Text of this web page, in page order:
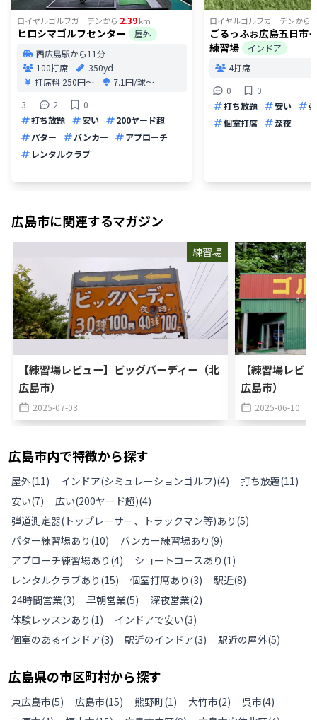
ロイヤルゴルフガーデンから 2.39km
ヒロシマゴルフセンター
屋外
西広島駅から11分
100打席
350yd
打席料 250円〜
7.1円/球〜
3
2
0
打ち放題
安い
200ヤード超
パター
バンカー
アプローチ
レンタルクラブ
ロイヤルゴルフガーデンから
ごるっふぉ広島五日市
練習場
インドア
4打席
0
0
打ち放題
安い
個室打席
深夜
広島市に関連するマガジン
練習場
【練習場レビュー】ビッグバーディー（北
広島市）
2025-07-03
【練習場レビ
広島市）
2025-06-10
広島市内で特徴から探す
屋外(11) インドア(シミュレーションゴルフ)(4) 打ち放題(11)
安い(7) 広い(200ヤード超)(4)
弾道測定器(トップレーサー、トラックマン等)あり (5)
パター練習場あり (10) バンカー練習場あり (9)
アプローチ練習場あり (4) ショートコースあり (1)
レンタルクラブあり (15) 個室打席あり (3) 駅近(8)
24時間営業(3) 早朝営業(5) 深夜営業(2)
体験レッスンあり (1) インドアで安い(3)
個室のあるインドア(3) 駅近のインドア(3) 駅近の屋外(5)
広島県の市区町村から探す
東広島市(5) 広島市(15) 熊野町(1) 大竹市(2) 呉市(4)